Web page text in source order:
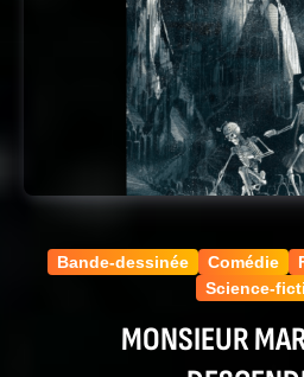
Bande-dessinée Comédie
Science-
MONSIEUR